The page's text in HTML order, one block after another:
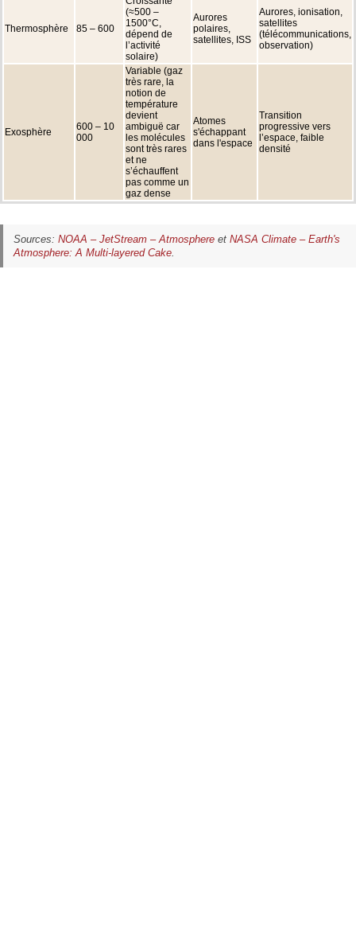
Thermosphère 85 – 600
(≈500 –
1500°C,
dépend de
l’activité
solaire)
Aurores
polaires,
satellites, ISS
Aurores, ionisation,
satellites
(télécommunications,
observation)
Exosphère
600 – 10
000
Variable (gaz
très rare, la
notion de
température
devient
ambiguë car
les molécules
sont très rares
et ne
s’échauffent
pas comme un
gaz dense
Atomes
s'échappant
dans l'espace
Transition
progressive vers
l’espace, faible
densité
Sources: NOAA – JetStream – Atmosphereet NASA Climate – Earth's
Atmosphere: A Multi-layered Cake.